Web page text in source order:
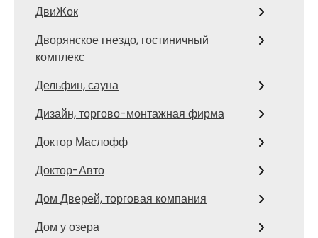
ДвиЖок
Дворянское гнездо, гостиничный
комплекс
Дельфин, сауна
Дизайн, торгово-монтажная фирма
Доктор Маслофф
Доктор-Авто
Дом Дверей, торговая компания
Дом у озера